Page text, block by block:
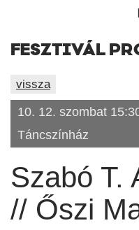
FESZTIVÁL
vissza
10. 12. szombat
Táncszínház
Szabó T.
// Őszi